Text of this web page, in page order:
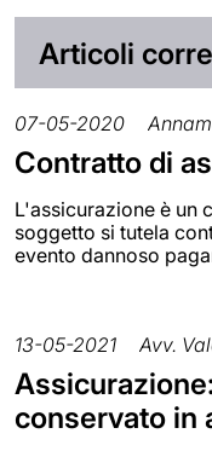
Articoli
07-05-2020
Contratto di
L'assicurazione è un
soggetto si tutela
evento dannoso
13-05-2021 Avv.
conservato in